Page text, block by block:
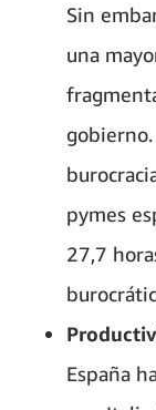
Sin
una
pymes
27,7
España